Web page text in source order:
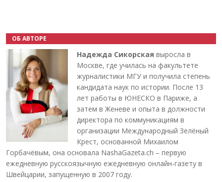
ОБ АВТОРЕ
Надежда Сикорская выросла в
Москве, где училась на факультете
журналистики МГУ и получила степень
кандидата наук по истории. После 13
лет работы в ЮНЕСКО в Париже, а
затем в Женеве и опыта в должности
директора по коммуникациям в
организации Международный Зелёный
Крест, основанной Михаилом
Горбачёвым, она основала NashaGazeta.ch – первую
ежедневную русскоязычную ежедневную онлайн-газету в
Швейцарии, запущенную в 2007 году.